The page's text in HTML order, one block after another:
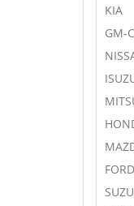
KIA
GM-
FORD